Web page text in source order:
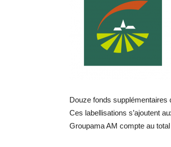
Douze fonds supplémentaires
Ces labellisations s’ajoutent
Groupama AM compte au